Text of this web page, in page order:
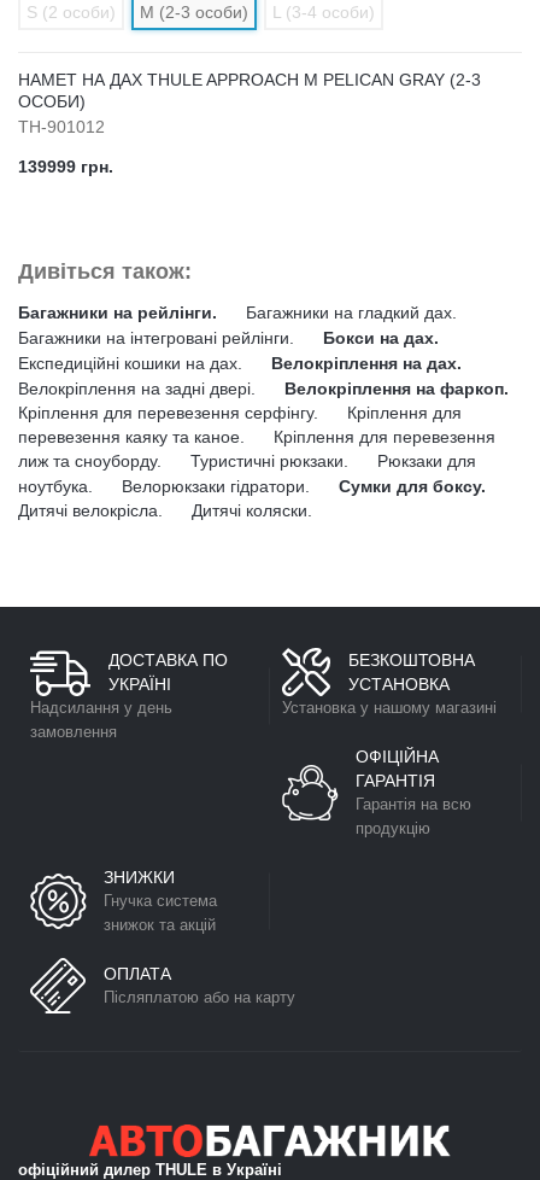
S (2 особи)
M (2-3 особи) L (3-4 особи)
НАМЕТ НА ДАХ THULE APPROACH M PELICAN GRAY (2-3
ОСОБИ)
TH-901012
139999 грн.
Дивіться також:
Багажники на рейлінги.
Багажники на гладкий дах.
Багажники на інтегровані рейлінги.
Бокси на дах.
Експедиційні кошики на дах.
Велокріплення на дах.
Велокріплення на задні двері.
Велокріплення на фаркоп.
Кріплення для перевезення серфінгу.
Кріплення для
перевезення каяку та каное.
Кріплення для перевезення
лиж та сноуборду.
Туристичні рюкзаки.
Рюкзаки для
ноутбука.
Велорюкзаки гідратори.
Сумки для боксу.
Дитячі велокрісла.
Дитячі коляски.
ДОСТАВКА ПО
УКРАЇНІ
Надсилання у день
замовлення
БЕЗКОШТОВНА
УСТАНОВКА
Установка у нашому магазині
ОФІЦІЙНА
ГАРАНТІЯ
Гарантія на всю
продукцію
ЗНИЖКИ
Гнучка система
знижок та акцій
ОПЛАТА
Післяплатою або на карту
офіційний дилер THULE в Україні